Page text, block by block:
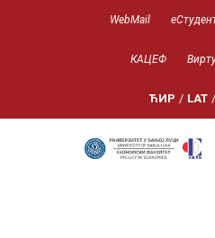
WebMail
КАЦЕФ
ЋИР / LAT /